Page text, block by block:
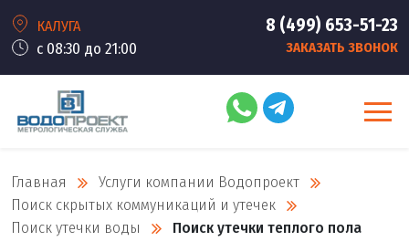
КАЛУГА
с 08:30 до 21:00
8 (499) 653-51-23
ЗАКАЗАТЬ ЗВОНОК
Главная
Услуги компании Водопроект
Поиск скрытых коммуникаций и утечек
Поиск утечки воды
Поиск утечки теплого пола